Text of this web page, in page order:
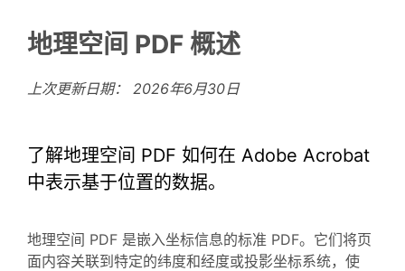
地理空间 PDF 概述
上次更新日期： 2026年6月30日
了解地理空间 PDF 如何在 Adobe Acrobat
中表示基于位置的数据。
地理空间 PDF 是嵌入坐标信息的标准 PDF。它们将页
面内容关联到特定的纬度和经度或投影坐标系统，使